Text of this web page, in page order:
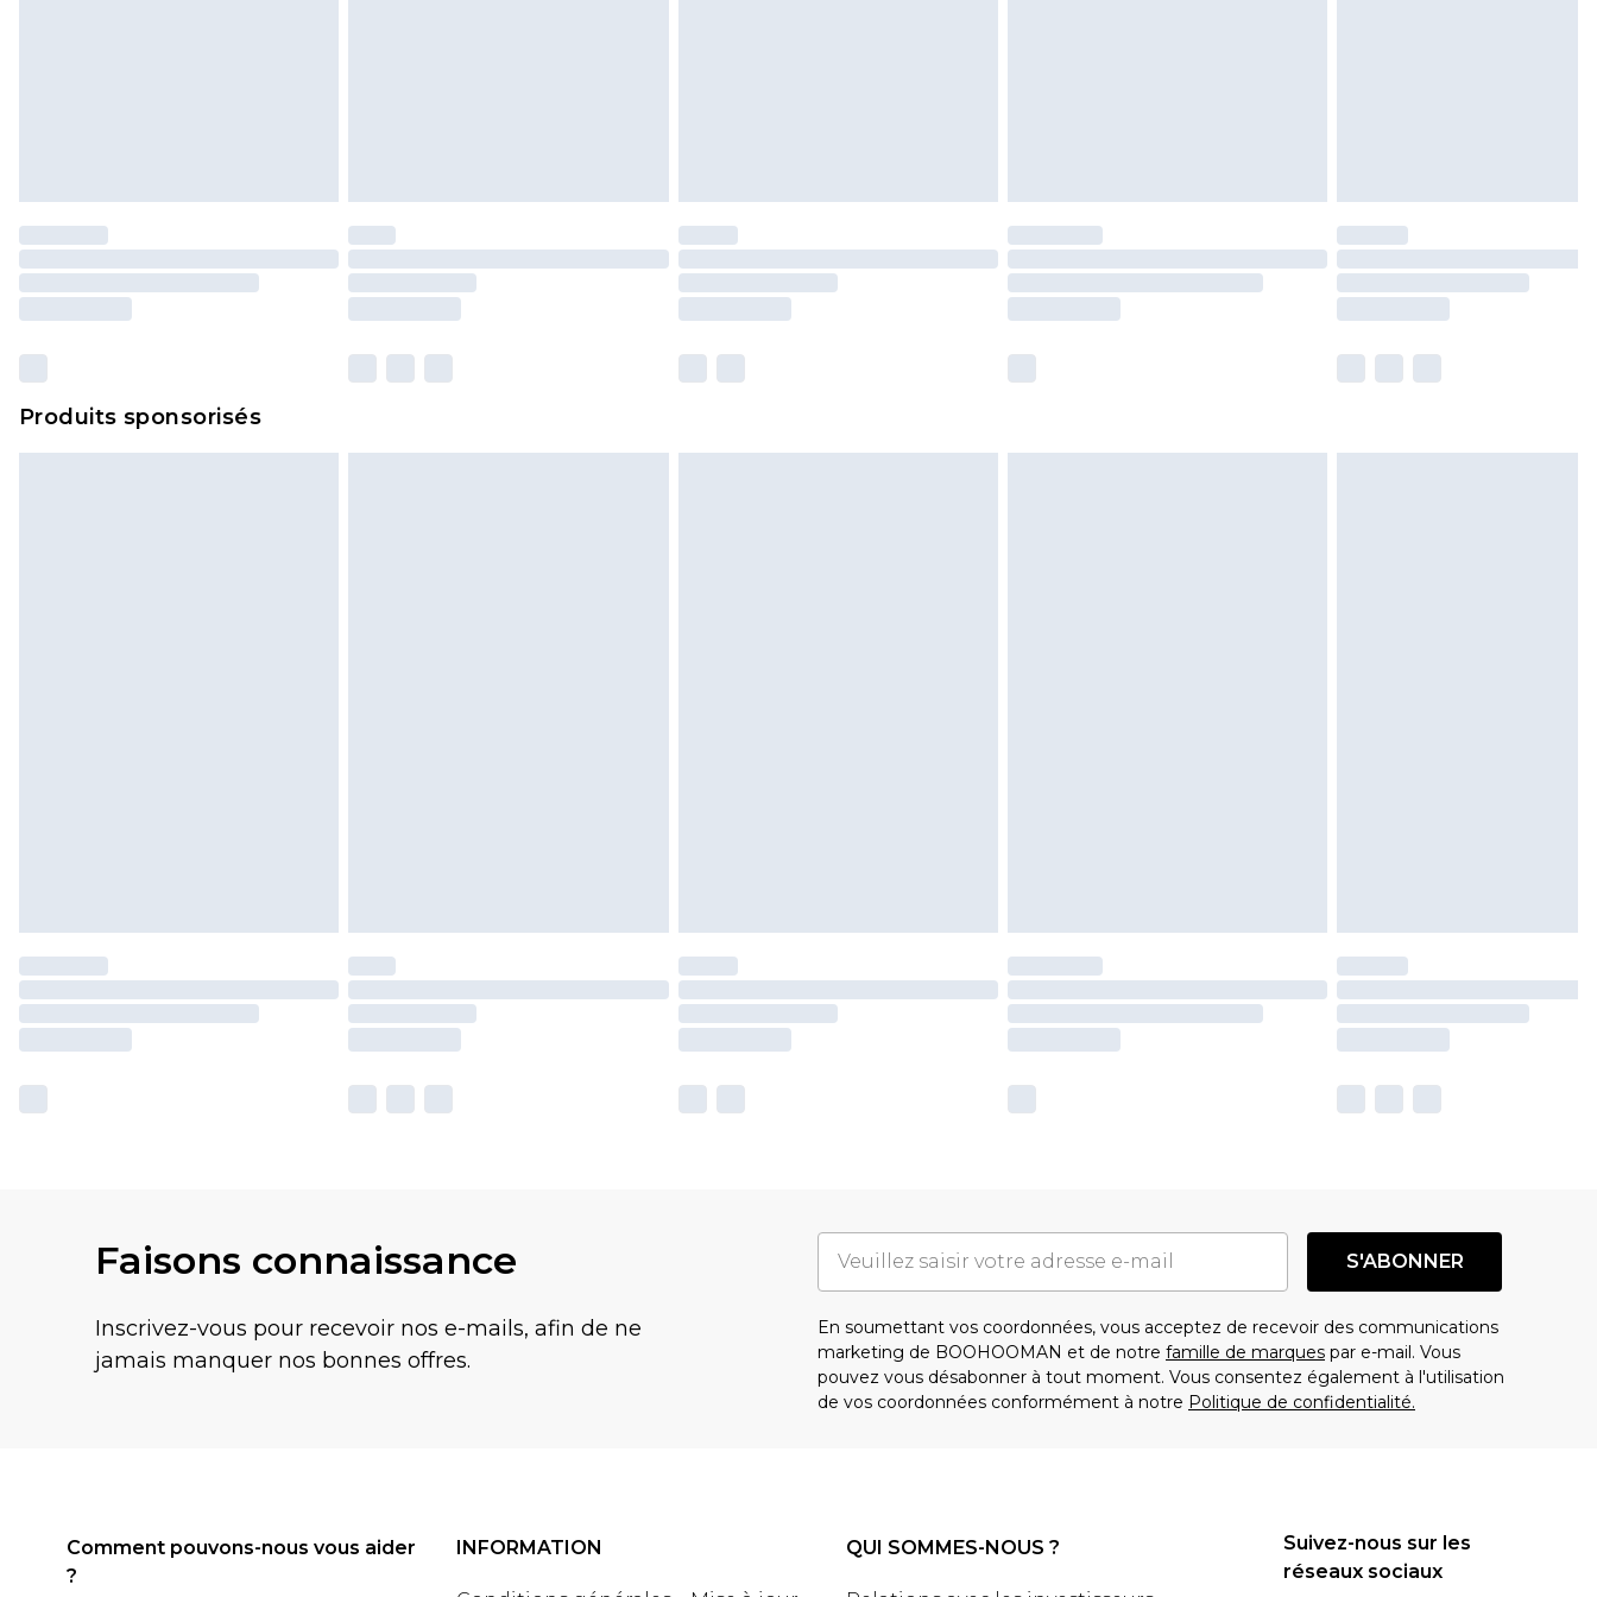
Produits sponsorisés
Faisons connaissance
Inscrivez-vous pour recevoir nos e-mails, afin de ne
jamais manquer nos bonnes offres.
S'ABONNER
En soumettant vos coordonnées, vous acceptez de recevoir des communications
marketing de BOOHOOMAN et de notre famille de marques par e-mail. Vous
pouvez vous désabonner à tout moment. Vous consentez également à l'utilisation
de vos coordonnées conformément à notre Politique de confidentialité.
Comment pouvons-nous vous aider
?
INFORMATION QUI SOMMES-NOUS ?
Suivez-nous sur les
réseaux sociaux